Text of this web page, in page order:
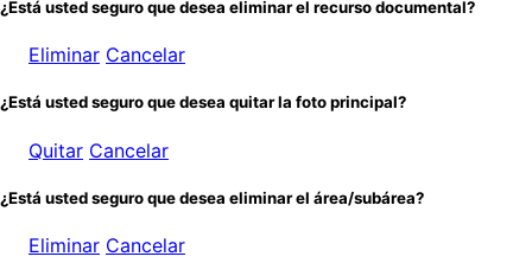
¿Está usted seguro que desea eliminar el recurso documental?
Eliminar Cancelar
¿Está usted seguro que desea quitar la foto principal?
Quitar Cancelar
¿Está usted seguro que desea eliminar el área/subárea?
Eliminar Cancelar